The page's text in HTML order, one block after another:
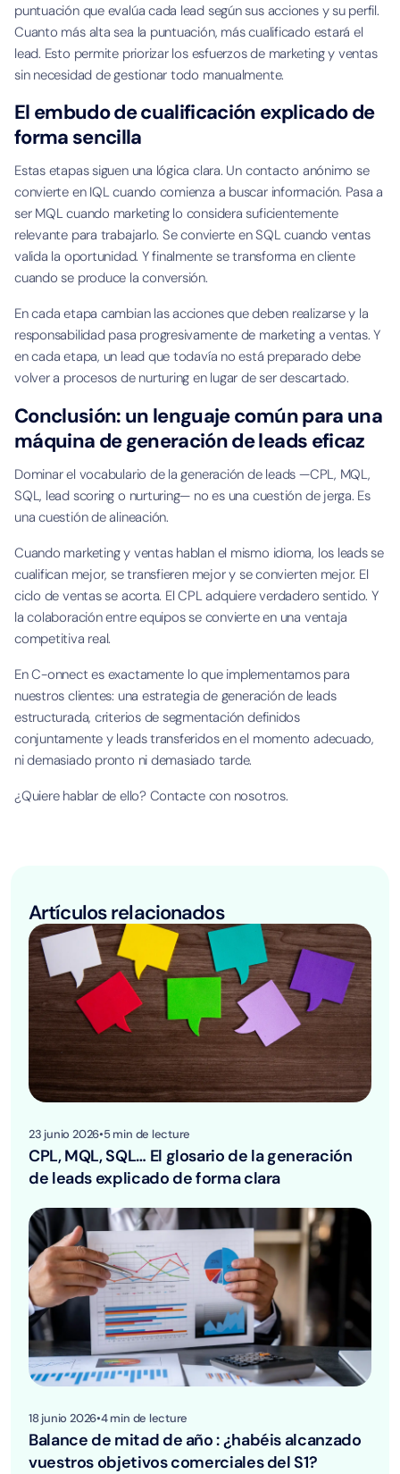
puntuación que evalúa cada lead según sus acciones y su perfil.
Cuanto más alta sea la puntuación, más cualificado estará el
lead. Esto permite priorizar los esfuerzos de marketing y ventas
sin necesidad de gestionar todo manualmente.
El embudo de cualificación explicado de
forma sencilla
Estas etapas siguen una lógica clara. Un contacto anónimo se
convierte en IQL cuando comienza a buscar información. Pasa a
ser MQL cuando marketing lo considera suficientemente
relevante para trabajarlo. Se convierte en SQL cuando ventas
valida la oportunidad. Y finalmente se transforma en cliente
cuando se produce la conversión.
En cada etapa cambian las acciones que deben realizarse y la
responsabilidad pasa progresivamente de marketing a ventas. Y
en cada etapa, un lead que todavía no está preparado debe
volver a procesos de nurturing en lugar de ser descartado.
Conclusión: un lenguaje común para una
máquina de generación de leads eficaz
Dominar el vocabulario de la generación de leads —CPL, MQL,
SQL, lead scoring o nurturing— no es una cuestión de jerga. Es
una cuestión de alineación.
Cuando marketing y ventas hablan el mismo idioma, los leads se
cualifican mejor, se transfieren mejor y se convierten mejor. El
ciclo de ventas se acorta. El CPL adquiere verdadero sentido. Y
la colaboración entre equipos se convierte en una ventaja
competitiva real.
En C-onnect es exactamente lo que implementamos para
nuestros clientes: una estrategia de generación de leads
estructurada, criterios de segmentación definidos
conjuntamente y leads transferidos en el momento adecuado,
ni demasiado pronto ni demasiado tarde.
¿Quiere hablar de ello? Contacte con nosotros.
Artículos relacionados
23 junio 2026•5min de lecture
CPL, MQL, SQL… El glosario de la generación
de leads explicado de forma clara
18 junio 2026•4min de lecture
Balance de mitad de año : ¿habéis alcanzado
vuestros objetivos comerciales del S1?